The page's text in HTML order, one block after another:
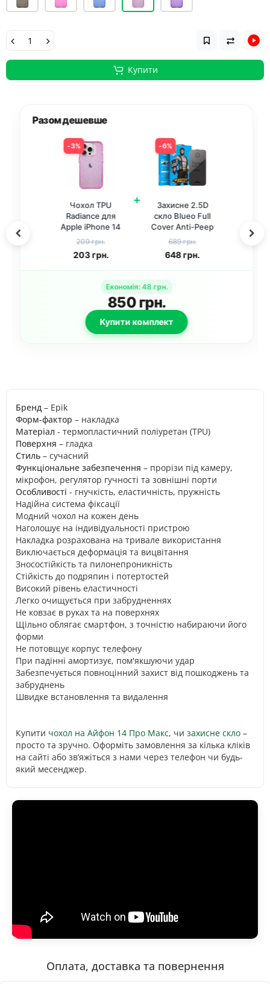
Купити
Разом дешевше
3%
Чохол TPU
Radiance для
Apple iPhone 14
Pro Max (6.7")
Pink
209 грн.
203грн.
+
6%
Захисне 2.5D
скло Blueo Full
Cover Anti-Peep
для Apple iPhone
14 Pro Max (6.7")
Чорний
689 грн.
648грн.
Економія:48грн.
850грн.
Купити комплект
Бренд – Epik
Форм-фактор – накладка
Матеріал - термопластичний поліуретан (TPU)
Поверхня – гладка
Стиль – сучасний
Функціональне забезпечення – прорізи під камеру,
мікрофон, регулятор гучності та зовнішні порти
Особливості - гнучкість, еластичність, пружність
Надійна система фіксації
Модний чохол на кожен день
Наголошує на індивідуальності пристрою
Накладка розрахована на тривале використання
Виключається деформація та вицвітання
Зносостійкість та пилонепроникність
Стійкість до подряпин і потертостей
Високий рівень еластичності
Легко очищується при забрудненнях
Не ковзає в руках та на поверхнях
Щільно облягає смартфон, з точністю набираючи його
форми
Не потовщує корпус телефону
При падінні амортизує, пом'якшуючи удар
Забезпечується повноцінний захист від пошкоджень та
забруднень
Швидке встановлення та видалення
Купити чохол на Айфон 14 Про Макс, чи захисне скло –
просто та зручно. Оформіть замовлення за кілька кліків
на сайті або зв’яжіться з нами через телефон чи будь-
який месенджер.
Оплата, доставка та повернення